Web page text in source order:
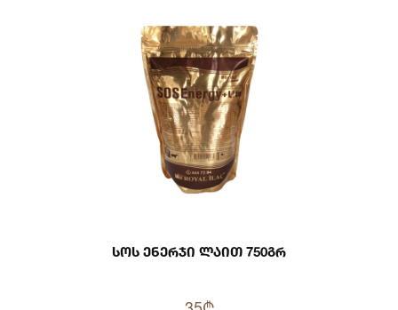
Სოს Ენერჯი Ლაით 750გრ